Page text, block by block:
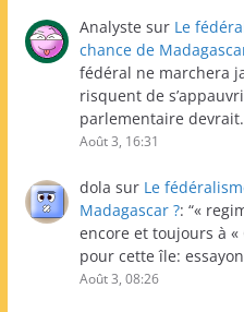
Analyste sur Le
chance de
fédéral ne marchera
risquent de
parlementaire
Août 3, 16:31
dola sur Le
Madagascar ?: “«
encore et toujours à
pour cette île:
Août 3, 08:26